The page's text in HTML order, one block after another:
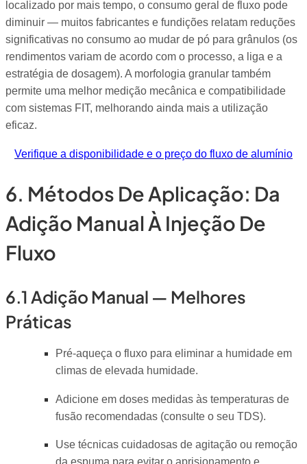
localizado por mais tempo, o consumo geral de fluxo pode
diminuir — muitos fabricantes e fundições relatam reduções
significativas no consumo ao mudar de pó para grânulos (os
rendimentos variam de acordo com o processo, a liga e a
estratégia de dosagem). A morfologia granular também
permite uma melhor medição mecânica e compatibilidade
com sistemas FIT, melhorando ainda mais a utilização
eficaz.
Verifique a disponibilidade e o preço do fluxo de alumínio
6. Métodos De Aplicação: Da
Adição Manual À Injeção De
Fluxo
6.1 Adição Manual — Melhores
Práticas
Pré-aqueça o fluxo para eliminar a humidade em
climas de elevada humidade.
Adicione em doses medidas às temperaturas de
fusão recomendadas (consulte o seu TDS).
Use técnicas cuidadosas de agitação ou remoção